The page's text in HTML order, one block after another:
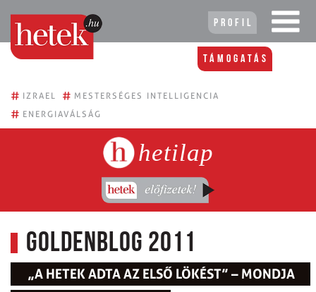
Profil
Támogatás
# IZRAEL # MESTERSÉGES INTELLIGENCIA
# ENERGIAVÁLSÁG
hetilap
Goldenblog 2011
„A HETEK ADTA AZ ELSŐ LÖKÉST” – MONDJA